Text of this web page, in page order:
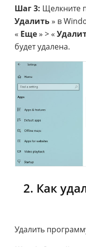
Шаг 3: Щелкните
Удалить» в
« Еще» > «
будет удалена.
2. Как
Удалить